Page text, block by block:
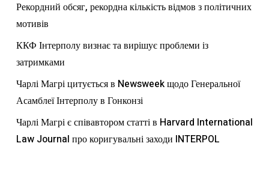
Рекордний обсяг, рекордна кількість відмов з політичних
мотивів
ККФ Інтерполу визнає та вирішує проблеми із
затримками
Чарлі Магрі цитується в Newsweek щодо Генеральної
Асамблеї Інтерполу в Гонконзі
Чарлі Магрі є співавтором статті в Harvard International
Law Journal про коригувальні заходи INTERPOL